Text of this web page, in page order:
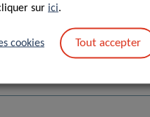
sur ici.
cookies Tout accepter